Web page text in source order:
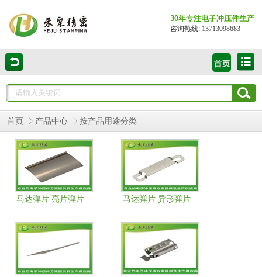
30年专注电子冲压件生产
咨询热线: 13713098683
首页 产品中心 按产品用途分类
马达弹片 亮片弹片
弹性好 耐疲劳
马达弹片 异形弹片
弹性好 耐疲劳